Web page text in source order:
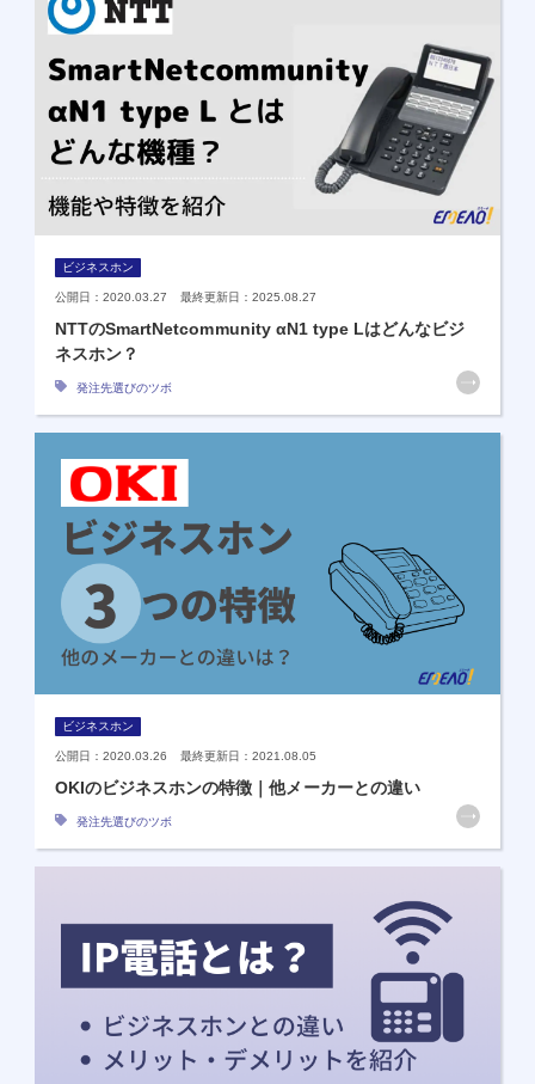
ビジネスホン
公開日：2020.03.27 最終更新日：2025.08.27
NTTのSmartNetcommunity αN1 type Lはどんなビジ
ネスホン？
発注先選びのツボ
ビジネスホン
公開日：2020.03.26 最終更新日：2021.08.05
OKIのビジネスホンの特徴｜他メーカーとの違い
発注先選びのツボ